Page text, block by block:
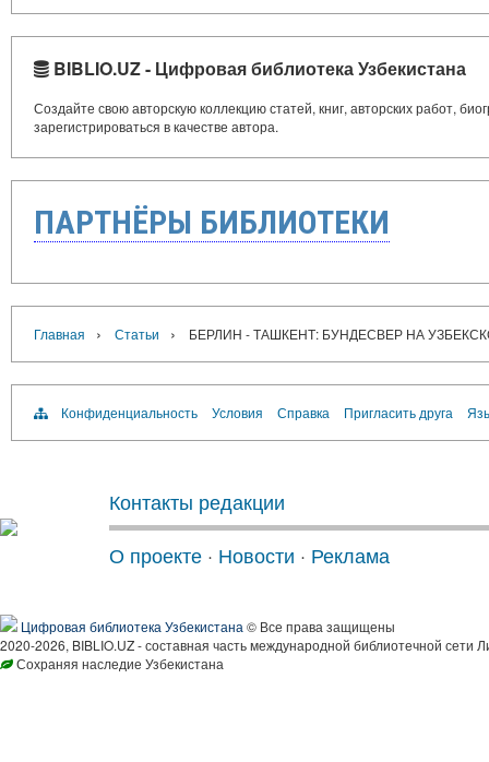
BIBLIO.UZ - Цифровая библиотека Узбекистана
Создайте свою авторскую коллекцию статей, книг, авторских работ,
зарегистрироваться в качестве автора.
ПАРТНЁРЫ БИБЛИОТЕКИ
Главная › Статьи › БЕРЛИН - ТАШКЕНТ: БУНДЕСВЕР НА
Конфиденциальность Условия Справка Пригласить друга
Контакты редакции
О проекте · Новости · Реклама
Цифровая библиотека Узбекистана © Все права защищены
2020-2026, BIBLIO.UZ - составная часть международной библиотечной сети
Сохраняя наследие Узбекистана